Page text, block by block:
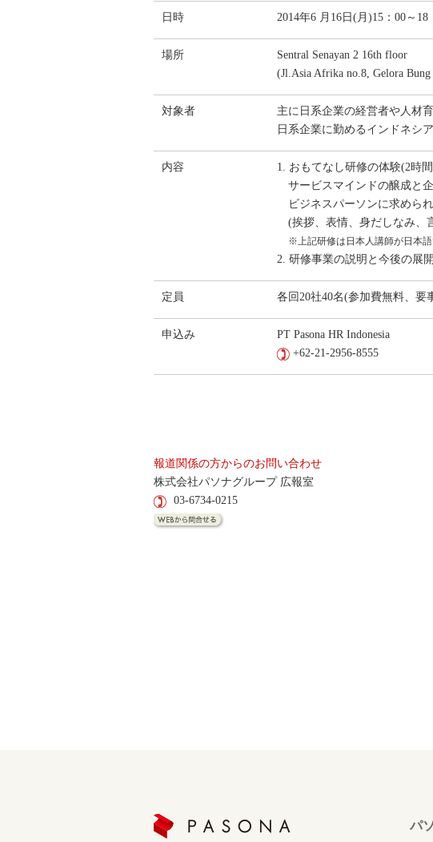
日時 2014年6 月16日(月)15：00～
場所
Sentral Senayan 2 16th floor
(Jl.Asia Afrika no.8, Gelora Bung
対象者
主に日系企業の経営者や人材
日系企業に勤めるインドネシ
内容
1. おもてなし研修の体験(2時
サービスマインドの醸成と
ビジネスパーソンに
(挨拶、表情、身だしなみ、
※上記研修は日本人講師が日本
2. 研修事業の説明と今後の展
定員 各回20社40名(参加費無料、要
申込み
PT Pasona HR Indonesia
+62-21-2956-8555
報道関係の方からのお問い合わせ
株式会社パソナグループ 広報室
03-6734-0215
パ